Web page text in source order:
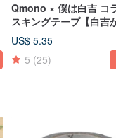
Qmono × 僕は白吉 コ
スキングテープ【白吉
で座ってる (QMT-JI01)
猫
US$ 5.35
5 (25)